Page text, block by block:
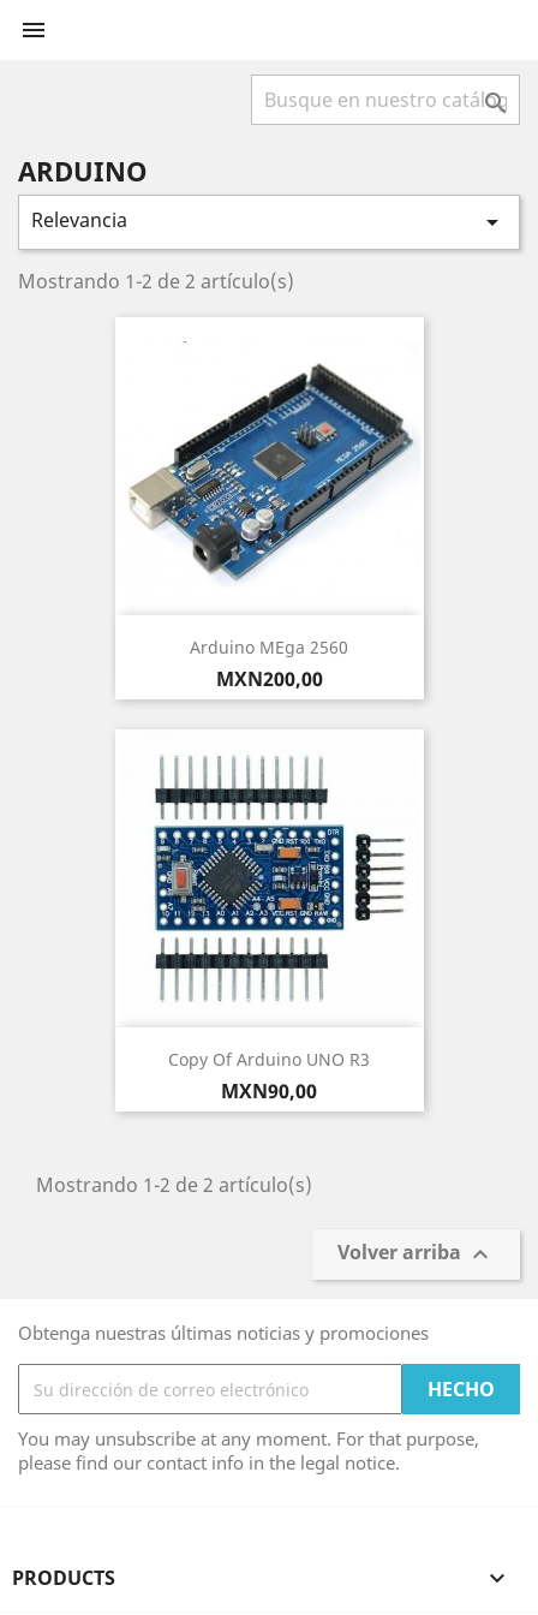


ARDUINO
Relevancia 
Mostrando 1-2 de 2 artículo(s)
Arduino MEga 2560
Precio
MXN200,00
Copy Of Arduino UNO R3
Precio
MXN90,00
Mostrando 1-2 de 2 artículo(s)
Volver arriba 
Obtenga nuestras últimas noticias y promociones
You may unsubscribe at any moment. For that purpose,
please find our contact info in the legal notice.
PRODUCTS 